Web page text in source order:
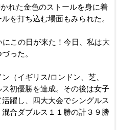
れた金色のストールを身に着
を打ち込む場面もみられた。
この日が来た！今日、私は大
った。
（イギリス/ロンドン、芝、
初優勝を達成。その後は女子
躍し、四大大会でシングルス
合ダブルス１１勝の計３９勝